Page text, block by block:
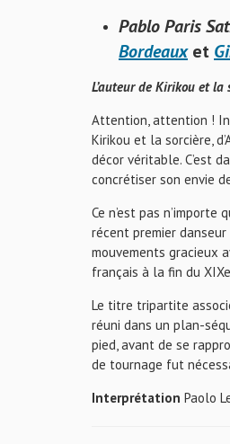
Pablo Paris
Bordeauxet
L’auteur de Kirikou et
Attention, attention !
Kirikou et la sorcière,
décor véritable. C’est
concrétiser son envie
Ce n’est pas
récent premier
mouvements gracieux
français à la fin du
Le titre tripartite
réuni dans un plan-
pied, avant de se
de tournage fut
Interprétation Paolo